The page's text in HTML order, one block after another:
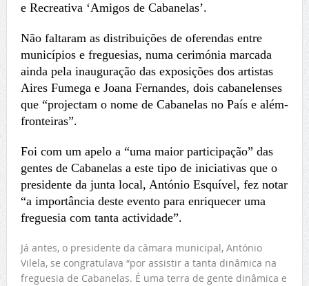
e Recreativa ‘Amigos de Cabanelas’.
Não faltaram as distribuições de oferendas entre
municípios e freguesias, numa cerimónia marcada
ainda pela inauguração das exposições dos artistas
Aires Fumega e Joana Fernandes, dois cabanelenses
que “projectam o nome de Cabanelas no País e além-
fronteiras”.
Foi com um apelo a “uma maior participação” das
gentes de Cabanelas a este tipo de iniciativas que o
presidente da junta local, António Esquível, fez notar
“a importância deste evento para enriquecer uma
freguesia com tanta actividade”.
Já antes, o presidente da câmara municipal, António
Vilela, se congratulava “por assistir a tanta dinâmica na
freguesia de Cabanelas. É uma terra de gente dinâmica e